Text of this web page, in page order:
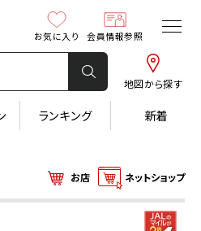
地図から探す
お気に入り 会員情報参照
ランキング 新着
お店 ネットショップ